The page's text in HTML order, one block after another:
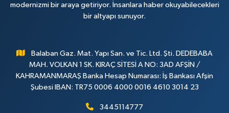
modernizmi bir araya getiriyor. İnsanlara haber okuyabilecekleri
bir altyapı sunuyor.
Balaban Gaz. Mat. Yapı San. ve Tic. Ltd. Şti. DEDEBABA
MAH. VOLKAN 1 SK. KIRAÇ SİTESİ A NO: 3AD AFŞİN /
KAHRAMANMARAŞ Banka Hesap Numarası: İş Bankası Afşin
Şubesi IBAN: TR75 0006 4000 0016 4610 3014 23
3445114777